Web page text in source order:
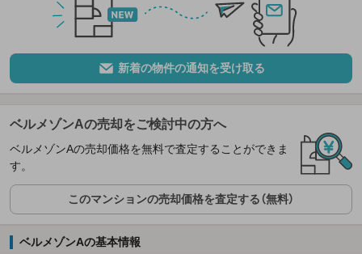
新着の物件の通知を受け取る
ベルメゾンAの売却をご検討中の方へ
ベルメゾンAの売却価格を無料で査定することができま
す。
このマンションの売却価格を査定する（無料）
ベルメゾンAの基本情報